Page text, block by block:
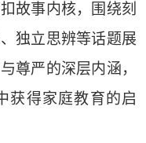
故事内核，围绕刻
独立思辨等话题展
尊严的深层内涵，
获得家庭教育的启